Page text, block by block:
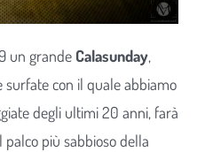
un grande Calasunday,
con il quale abbiamo
degli ultimi 20 anni, farà
più sabbioso della